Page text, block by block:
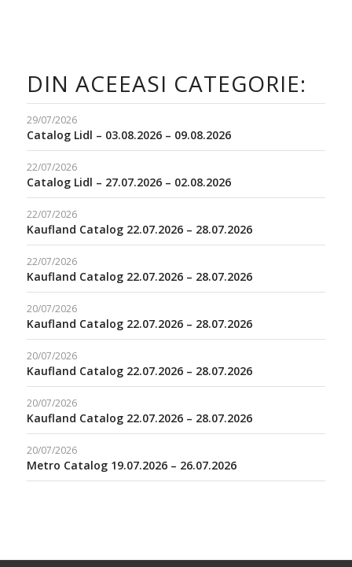
DIN ACEEASI CATEGORIE:
29/07/2026
Catalog Lidl – 03.08.2026 – 09.08.2026
22/07/2026
Catalog Lidl – 27.07.2026 – 02.08.2026
22/07/2026
Kaufland Catalog 22.07.2026 – 28.07.2026
22/07/2026
Kaufland Catalog 22.07.2026 – 28.07.2026
20/07/2026
Kaufland Catalog 22.07.2026 – 28.07.2026
20/07/2026
Kaufland Catalog 22.07.2026 – 28.07.2026
20/07/2026
Kaufland Catalog 22.07.2026 – 28.07.2026
20/07/2026
Metro Catalog 19.07.2026 – 26.07.2026